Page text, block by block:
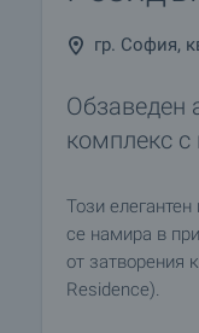
гр. София,
Обзаведен
комплекс с
Този
се намира в
от затворения
Residence).